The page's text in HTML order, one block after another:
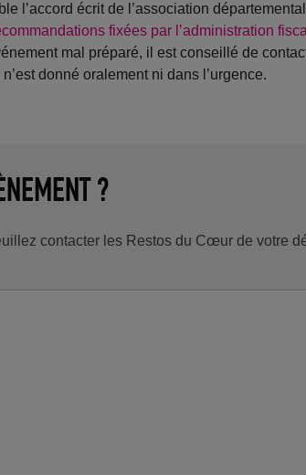
l’accord écrit de l’association
fixées par l’administration
mal préparé, il est conseillé de
donné oralement ni dans l’urgence.
?
contacter les Restos du Cœur de votre